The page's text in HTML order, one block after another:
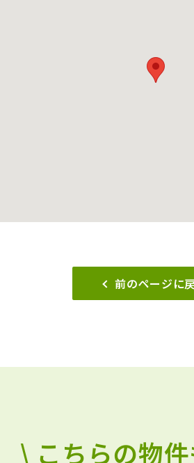
前のページに
\ こちらの物